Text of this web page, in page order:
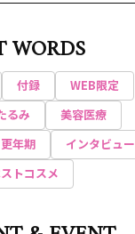
WORDS
付録
WEB限定
るみ
美容医療
更年期
インタビュー
トコスメ